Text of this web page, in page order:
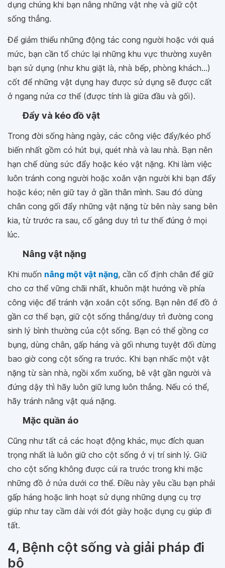
dụng chúng khi bạn nâng những vật nhẹ và giữ cột
sống thẳng.
Để giảm thiểu những động tác cong người hoặc với quá
mức, bạn cần tổ chức lại những khu vực thường xuyên
bạn sử dụng (như khu giặt là, nhà bếp, phòng khách...)
cốt để những vật dụng hay được sử dụng sẽ được cất
ở ngang nửa cơ thể (được tính là giữa đầu và gối).
Đẩy và kéo đồ vật
Trong đời sống hàng ngày, các công việc đẩy/kéo phổ
biến nhất gồm có hút bụi, quét nhà và lau nhà. Bạn nên
hạn chế dùng sức đẩy hoặc kéo vật nặng. Khi làm việc
luôn tránh cong người hoặc xoắn vặn người khi bạn đẩy
hoặc kéo; nên giữ tay ở gần thân mình. Sau đó dùng
chân cong gối đẩy những vật nặng từ bên này sang bên
kia, từ trước ra sau, cố gắng duy trì tư thế đúng ở mọi
lúc.
Nâng vật nặng
Khi muốn nâng một vật nặng , cần cố định chân để giữ
cho cơ thể vững chãi nhất, khuôn mặt hướng về phía
công việc để tránh vặn xoắn cột sống. Bạn nên để đồ ở
gần cơ thể bạn, giữ cột sống thẳng/duy trì đường cong
sinh lý bình thường của cột sống. Bạn có thể gồng cơ
bụng, dùng chân, gấp háng và gối nhưng tuyệt đối đừng
bao giờ cong cột sống ra trước. Khi bạn nhấc một vật
nặng từ sàn nhà, ngồi xổm xuống, bê vật gần người và
đứng dậy thì hãy luôn giữ lưng luôn thẳng. Nếu có thể,
hãy tránh nâng vật quá nặng.
Mặc quần áo
Cũng như tất cả các hoạt động khác, mục đích quan
trọng nhất là luôn giữ cho cột sống ở vị trí sinh lý. Giữ
cho cột sống không được cúi ra trước trong khi mặc
những đồ ở nửa dưới cơ thể. Điều này yêu cầu bạn phải
gấp háng hoặc linh hoạt sử dụng những dụng cụ trợ
giúp như tay cầm dài với đót giày hoặc dụng cụ giúp đi
tất.
4, Bệnh cột sống và giải pháp đi
bộ